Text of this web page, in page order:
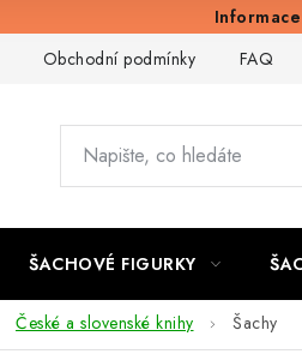
Obchodní podmínky FAQ
ŠACHOVÉ FIGURKY
České a slovenské knihy Šachy